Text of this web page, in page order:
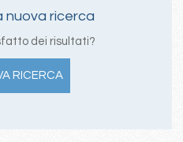
nuova ricerca
dei risultati?
RICERCA